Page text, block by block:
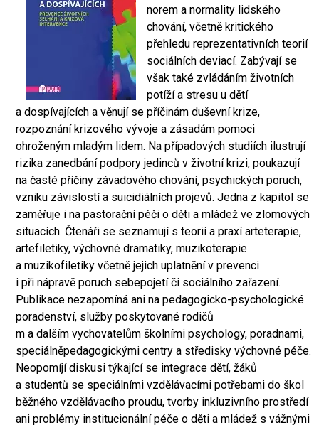
norem a normality lidského
chování, včetně kritického
přehledu reprezentativních teorií
sociálních deviací. Zabývají se
však také zvládáním životních
potíží a stresu u dětí
a dospívajících a věnují se příčinám duševní krize,
rozpoznání krizového vývoje a zásadám pomoci
ohroženým mladým lidem. Na případových studiích ilustrují
rizika zanedbání podpory jedinců v životní krizi, poukazují
na časté příčiny závadového chování, psychických poruch,
vzniku závislostí a suicidiálních projevů. Jedna z kapitol se
zaměřuje i na pastorační péči o děti a mládež ve zlomových
situacích. Čtenáři se seznamují s teorií a praxí arteterapie,
artefiletiky, výchovné dramatiky, muzikoterapie
a muzikofiletiky včetně jejich uplatnění v prevenci
i při nápravě poruch sebepojetí či sociálního zařazení.
Publikace nezapomíná ani na pedagogicko-psychologické
poradenství, služby poskytované rodičů
m a dalším vychovatelům školními psychology, poradnami,
speciálněpedagogickými centry a středisky výchovné péče.
Neopomíjí diskusi týkající se integrace dětí, žáků
a studentů se speciálními vzdělávacími potřebami do škol
běžného vzdělávacího proudu, tvorby inkluzivního prostředí
ani problémy institucionální péče o děti a mládež s vážnými